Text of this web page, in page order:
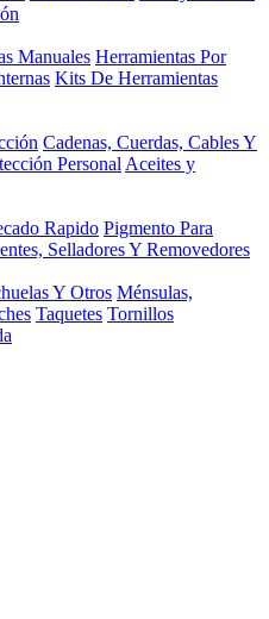
Manuales Herramientas Por
Kits De Herramientas
Cadenas, Cuerdas, Cables Y
Personal Aceites y
Rapido Pigmento Para
Selladores Y Removedores
Y Otros Ménsulas,
Taquetes Tornillos